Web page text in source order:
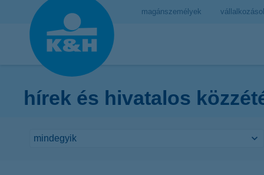
magánszemélyek
hírek és hivatalos